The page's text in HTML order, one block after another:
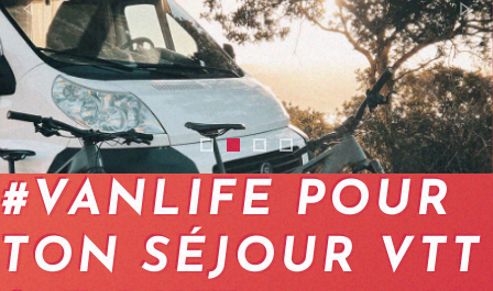
2401-bike-tour-camper-01
2401-sejours-vtt-camping-car-01
2401-sejour-ebike-
2401-vacances-vtt-en-
#VANLIFE POUR
TON SÉJOUR VTT